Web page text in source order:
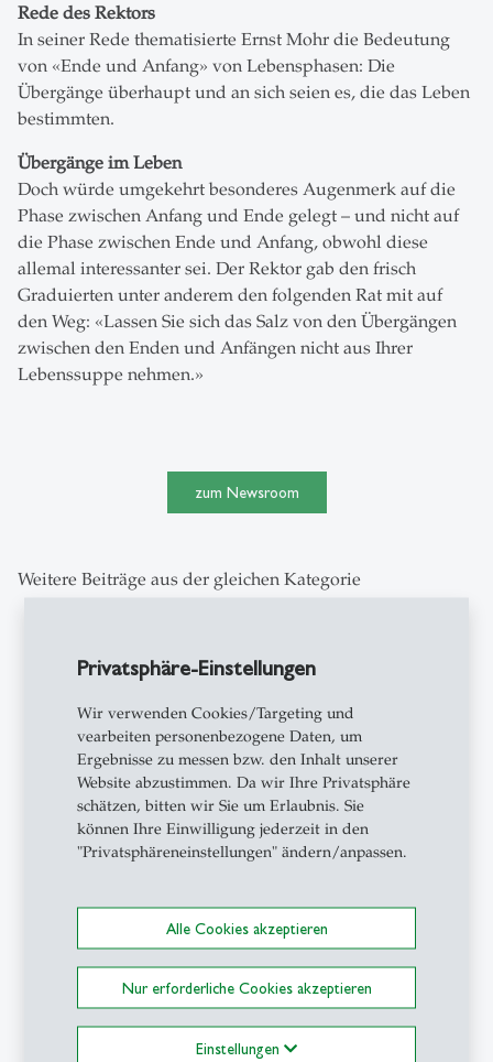
Privatsphäre-Einstellungen
Wir verwenden Cookies/Targeting und
vearbeiten personenbezogene Daten, um
Ergebnisse zu messen bzw. den Inhalt unserer
Website abzustimmen. Da wir Ihre Privatsphäre
schätzen, bitten wir Sie um Erlaubnis. Sie
können Ihre Einwilligung jederzeit in den
"Privatsphäreneinstellungen" ändern/anpassen.
Alle Cookies akzeptieren
Nur erforderliche Cookies akzeptieren
Einstellungen
Rede des Rektors
In seiner Rede thematisierte Ernst Mohr die Bedeutung
von «Ende und Anfang» von Lebensphasen: Die
Übergänge überhaupt und an sich seien es, die das Leben
bestimmten.
Übergänge im Leben
Doch würde umgekehrt besonderes Augenmerk auf die
Phase zwischen Anfang und Ende gelegt – und nicht auf
die Phase zwischen Ende und Anfang, obwohl diese
allemal interessanter sei. Der Rektor gab den frisch
Graduierten unter anderem den folgenden Rat mit auf
den Weg: «Lassen Sie sich das Salz von den Übergängen
zwischen den Enden und Anfängen nicht aus Ihrer
Lebenssuppe nehmen.»
zum Newsroom
Weitere Beiträge aus der gleichen Kategorie
description
Wenn Tourismus Politik
macht: Wie Soft Power
das Bild von Ländern
prägt
1/5